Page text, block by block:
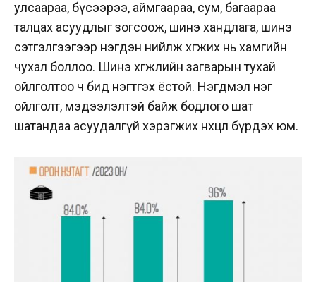
улсаараа, бүсээрээ, аймгаараа, сум, багаараа
талцах асуудлыг зогсоож, шинэ хандлага, шинэ
сэтгэлгээгээр нэгдэн нийлж хөгжих нь хамгийн
чухал боллоо. Шинэ хөгжлийн загварын тухай
ойлголтоо ч бид нэгтгэх ёстой. Нэгдмэл нэг
ойлголт, мэдээлэлтэй байж бодлого шат
шатандаа асуудалгүй хэрэгжих нөхцөл бүрдэх юм.